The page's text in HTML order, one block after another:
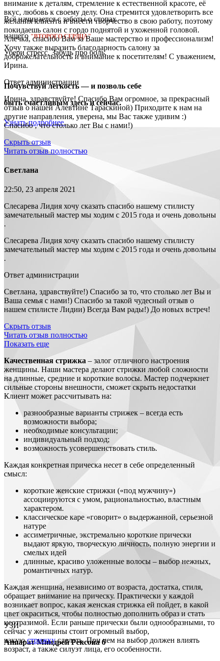
Всё начинается с заботы о стопах —
нашего "ВТОРОГО СЕРДЦА"
Убери стресс. Забудь про боль.
Почувствуй лёгкость — и позволь себе
быть счастливым здесь и сейчас.
Узнать подробнее
УЗИ
Аппарат Миндрей Рексона 6
внимание к деталям, стремление к естественной красоте, её
вкус, любовь к своему делу. Она стремится удовлетворить все
желания клиента и внести творчество в свою работу, поэтому
покидаешь салон с гордо поднятой и ухоженной головой.
Алечка, спасибо Вам за Ваше мастерство и профессионализм!
Хочу также выразить благодарность салону за
доброжелательность и внимание к посетителям! С уважением,
Ирина.
Ответ администрации
Ирина, здравствуйте! Спасибо Вам огромное, за прекрасный
отзыв о нашей Алевтине Тараскиной) Приходите к нам на
другие направления, уверена, мы Вас также удивим :)
Спасибо , что столько лет Вы с нами!)
Скрыть отзыв
Читать отзыв полностью
Светлана
22:50, 23 апреля 2021
Слесарева Лидия хочу сказать спасибо нашему стилисту
замечательный мастер мы ходим с 2015 года и очень довольны
.
Слесарева Лидия хочу сказать спасибо нашему стилисту
замечательный мастер мы ходим с 2015 года и очень довольны
.
Ответ администрации
Светлана, здравствуйте!) Спасибо за то, что столько лет Вы и
Ваша семья с нами!) Спасибо за такой чудесный отзыв о
нашем стилисте Лидии) Всегда Вам рады!) До новых встреч!
Скрыть отзыв
Читать отзыв полностью
Показать еще
Качественная стрижка – залог отличного настроения
женщины. Наши мастера делают стрижки любой сложности
на длинные, средние и короткие волосы. Мастер подчеркнет
сильные стороны внешности, сможет скрыть недостатки
Клиент может рассчитывать на:
разнообразные варианты стрижек – всегда есть
возможности выбора;
необходимые консультации;
индивидуальный подход;
возможность усовершенствовать стиль.
Каждая конкретная прическа несет в себе определенный
смысл:
короткие женские стрижки («под мужчину»)
ассоциируются с умом, рациональностью, властным
характером.
классическое каре «говорит» о выдержанной, серьезной
натуре
ассиметричные, экстремально короткие прически
выдают яркую, творческую личность, полную энергии и
смелых идей
длинные, красиво уложенные волосы – выбор нежных,
романтичных натур.
Каждая женщина, независимо от возраста, достатка, стиля,
обращает внимание на прическу. Практически у каждой
возникает вопрос, какая женская стрижка ей пойдет, в какой
цвет окраситься, чтобы полностью дополнить образ и стать
неотразимой. Если раньше прически были однообразными, то
сейчас у женщины стоит огромный выбор,
какуюстрижкусделать. При чем на выбор должен влиять
возраст, а также силуэт лица, его особенности.